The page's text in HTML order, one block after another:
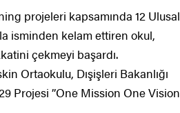
projeleri kapsamında 12 Ulusal
isminden kelam ettiren okul,
çekmeyi başardı.
Ortaokulu, Dışişleri Bakanlığı
Projesi ’’One Mission One Vision